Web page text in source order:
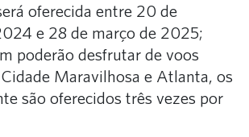
oferecida entre 20 de
e 28 de março de 2025;
poderão desfrutar de voos
Maravilhosa e Atlanta, os
são oferecidos três vezes por